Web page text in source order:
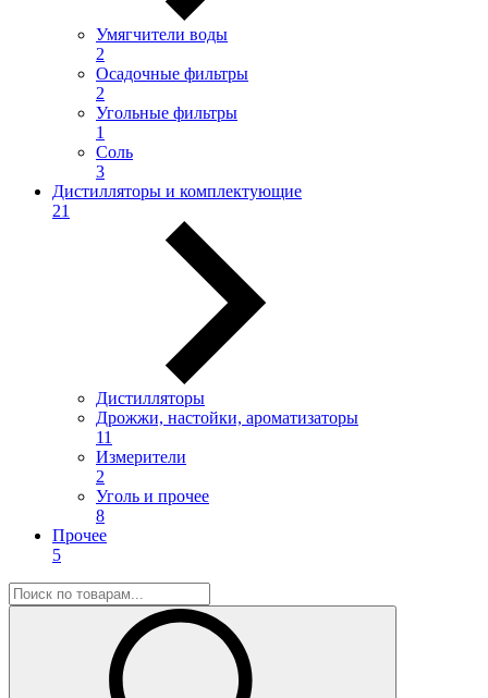
Умягчители воды
2
Осадочные фильтры
2
Угольные фильтры
1
Соль
3
Дистилляторы и комплектующие
21
Дистилляторы
Дрожжи, настойки, ароматизаторы
11
Измерители
2
Уголь и прочее
8
Прочее
5